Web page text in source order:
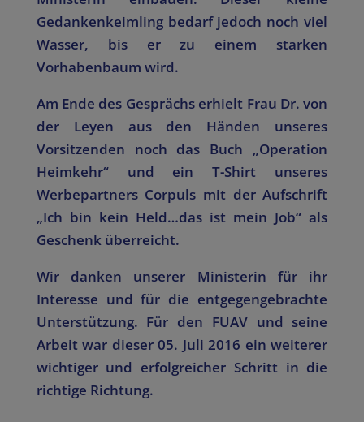
Gedankenkeimling bedarf jedoch noch viel
Wasser, bis er zu einem starken
Vorhabenbaum wird.
Am Ende des Gesprächs erhielt Frau Dr. von
der Leyen aus den Händen unseres
Vorsitzenden noch das Buch „Operation
Heimkehr“ und ein T-Shirt unseres
Werbepartners Corpuls mit der Aufschrift
„Ich bin kein Held…das ist mein Job“ als
Geschenk überreicht.
Wir danken unserer Ministerin für ihr
Interesse und für die entgegengebrachte
Unterstützung. Für den FUAV und seine
Arbeit war dieser 05. Juli 2016 ein weiterer
wichtiger und erfolgreicher Schritt in die
richtige Richtung.